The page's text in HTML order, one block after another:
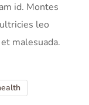
id. Montes
leo
malesuada.